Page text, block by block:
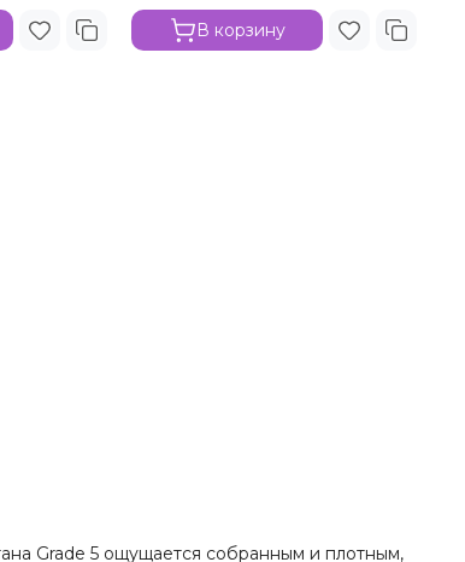
В корзину
Grade 5 ощущается собранным и плотным,